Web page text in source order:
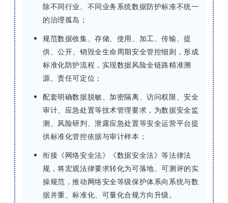
除不同行业、不同业务系统数据防护标准不统一
的治理孤岛；
规范数据收集、存储、使用、加工、传输、提
供、公开、销毁全生命周期安全管控细则，形成
标准化防护流程，实现数据风险全链路精准溯
源、责任可定位；
配套明确数据脱敏、加密隔离、访问权限、安全
审计、应急处置等技术管理要求，为数据安全监
测、风险研判、泄露应急处置等安全运营平台提
供标准化管控依据与审计样本；
衔接《网络安全法》《数据安全法》等法律法
规，将宏观法律要求转化为可落地、可测评的实
操规范，推动网络安全等级保护体系向系统与数
据并重、标准化、可量化合规方向升级。